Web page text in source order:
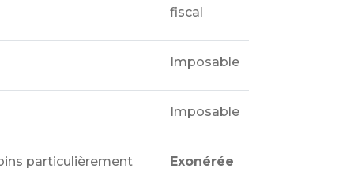
fiscal
Imposable
Imposable
particulièrement Exonérée